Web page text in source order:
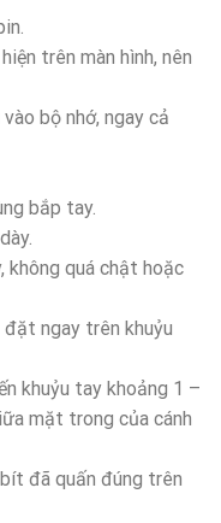
trên màn hình, nên
bộ nhớ, ngay cả
bắp tay.
quá chật hoặc
ngay trên khuỷu
khuỷu tay khoảng 1 –
mặt trong của cánh
đã quấn đúng trên